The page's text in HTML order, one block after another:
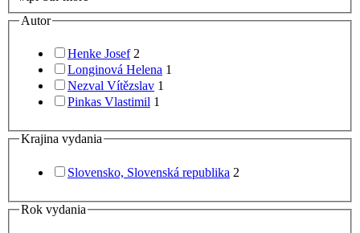
Autor
Henke Josef 2
Longinová Helena 1
Nezval Vítězslav 1
Pinkas Vlastimil 1
Krajina vydania
Slovensko, Slovenská republika 2
Rok vydania